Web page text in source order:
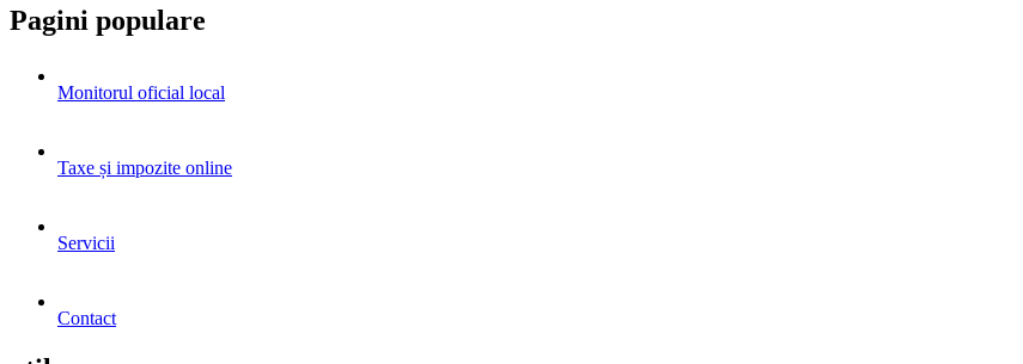
Pagini populare
Monitorul oficial local
Taxe și impozite online
Servicii
Contact